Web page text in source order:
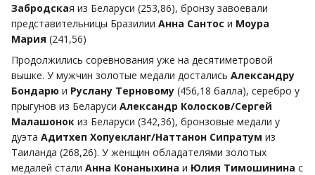
Забродская из Беларуси (253,86), бронзу завоевали
представительницы Бразилии Анна Сантос и Моура
Мария (241,56)
Продолжились соревнования уже на десятиметровой
вышке. У мужчин золотые медали достались Александру
Бондарю и Руслану Терновому (456,18 балла), серебро у
прыгунов из Беларуси Александр Колосков/Сергей
Малашонок из Беларуси (342,36), бронзовые медали у
дуэта Адитхеп Хопуекланг/Наттанон Сипратум из
Таиланда (268,26). У женщин обладателями золотых
медалей стали Анна Конаныхина и Юлия Тимошинина с